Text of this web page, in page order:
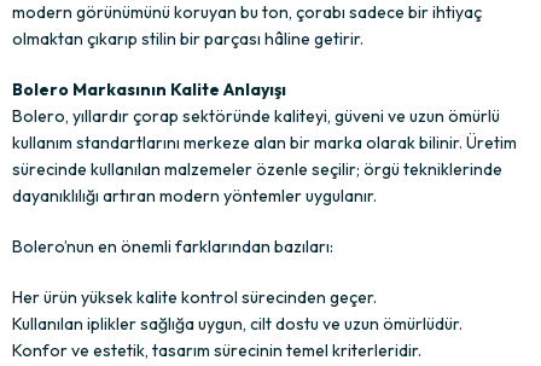
modern görünümünü koruyan bu ton, çorabı sadece bir ihtiyaç
olmaktan çıkarıp stilin bir parçası hâline getirir.
Bolero Markasının Kalite Anlayışı
Bolero, yıllardır çorap sektöründe kaliteyi, güveni ve uzun ömürlü
kullanım standartlarını merkeze alan bir marka olarak bilinir. Üretim
sürecinde kullanılan malzemeler özenle seçilir; örgü tekniklerinde
dayanıklılığı artıran modern yöntemler uygulanır.
Bolero’nun en önemli farklarından bazıları:
Her ürün yüksek kalite kontrol sürecinden geçer.
Kullanılan iplikler sağlığa uygun, cilt dostu ve uzun ömürlüdür.
Konfor ve estetik, tasarım sürecinin temel kriterleridir.